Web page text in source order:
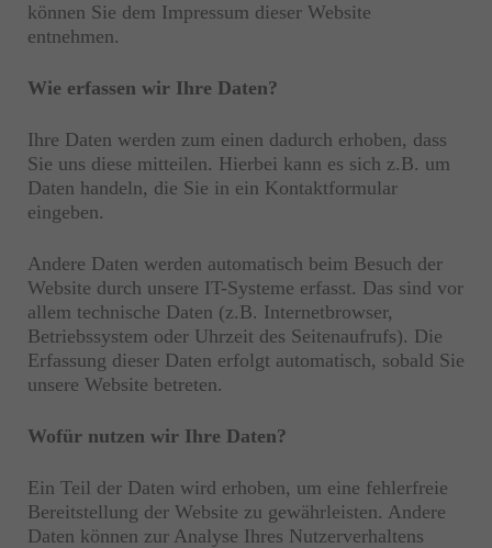
können Sie dem Impressum dieser Website
entnehmen.
Wie erfassen wir Ihre Daten?
Ihre Daten werden zum einen dadurch erhoben, dass
Sie uns diese mitteilen. Hierbei kann es sich z.B. um
Daten handeln, die Sie in ein Kontaktformular
eingeben.
Andere Daten werden automatisch beim Besuch der
Website durch unsere IT-Systeme erfasst. Das sind vor
allem technische Daten (z.B. Internetbrowser,
Betriebssystem oder Uhrzeit des Seitenaufrufs). Die
Erfassung dieser Daten erfolgt automatisch, sobald Sie
unsere Website betreten.
Wofür nutzen wir Ihre Daten?
Ein Teil der Daten wird erhoben, um eine fehlerfreie
Bereitstellung der Website zu gewährleisten. Andere
Daten können zur Analyse Ihres Nutzerverhaltens